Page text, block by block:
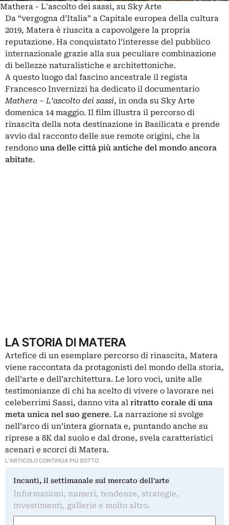
Mathera - L'ascolto dei sassi, su Sky Arte
Da “vergogna d’Italia” a Capitale europea della cultura
2019, Matera è riuscita a capovolgere la propria
reputazione. Ha conquistato l’interesse del pubblico
internazionale grazie alla sua peculiare combinazione
di bellezze naturalistiche e architettoniche.
A questo luogo dal fascino ancestrale il regista
Francesco Invernizzi ha dedicato il documentario
Mathera – L’ascolto dei sassi, in onda su Sky Arte
domenica 14 maggio. Il film illustra il percorso di
rinascita della nota destinazione in Basilicata e prende
avvio dal racconto delle sue remote origini, che la
rendono una delle città più antiche del mondo ancora
abitate.
LA STORIA DI MATERA
Artefice di un esemplare percorso di rinascita, Matera
viene raccontata da protagonisti del mondo della storia,
dell’arte e dell’architettura. Le loro voci, unite alle
testimonianze di chi ha scelto di vivere o lavorare nei
celeberrimi Sassi, danno vita al ritratto corale di una
meta unica nel suo genere. La narrazione si svolge
nell’arco di un’intera giornata e, puntando anche su
riprese a 8K dal suolo e dal drone, svela caratteristici
scenari e scorci di Matera.
L'ARTICOLO CONTINUA PIÙ SOTTO
Incanti, il settimanale sul mercato dell'arte
Informazioni, numeri, tendenze, strategie,
investimenti, gallerie e molto altro.